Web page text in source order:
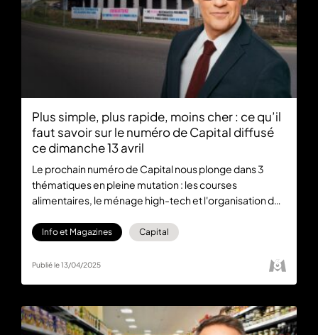
Plus simple, plus rapide, moins cher : ce qu’il
faut savoir sur le numéro de Capital diffusé
ce dimanche 13 avril
Le prochain numéro de Capital nous plonge dans 3
thématiques en pleine mutation : les courses
alimentaires, le ménage high-tech et l'organisation de
dimanche 13 avril à 21:10 sur M6 et sera disponible
Info et Magazines Capital
Publié le 13/04/2025